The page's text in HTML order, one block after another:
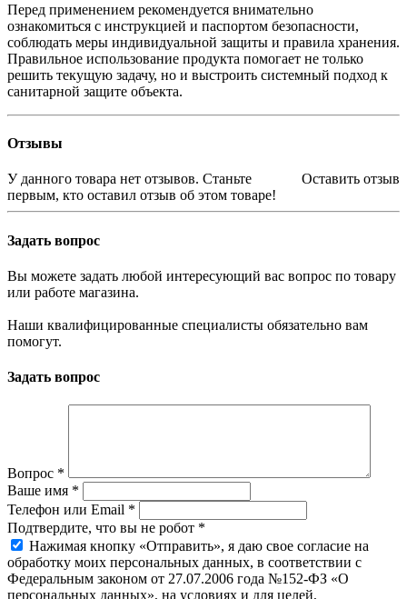
Перед применением рекомендуется внимательно
ознакомиться с инструкцией и паспортом безопасности,
соблюдать меры индивидуальной защиты и правила хранения.
Правильное использование продукта помогает не только
решить текущую задачу, но и выстроить системный подход к
санитарной защите объекта.
Отзывы
Оставить отзыв
У данного товара нет отзывов. Станьте
первым, кто оставил отзыв об этом товаре!
Задать вопрос
Вы можете задать любой интересующий вас вопрос по товару
или работе магазина.
Наши квалифицированные специалисты обязательно вам
помогут.
Задать вопрос
Вопрос *
Ваше имя *
Телефон или Email *
Подтвердите, что вы не робот *
Нажимая кнопку «Отправить», я даю свое согласие на
обработку моих персональных данных, в соответствии с
Федеральным законом от 27.07.2006 года №152-ФЗ «О
персональных данных», на условиях и для целей,